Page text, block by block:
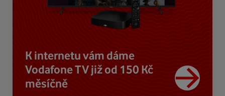
K internetu vám dáme
Vodafone TV již od 150 Kč
měsíčně